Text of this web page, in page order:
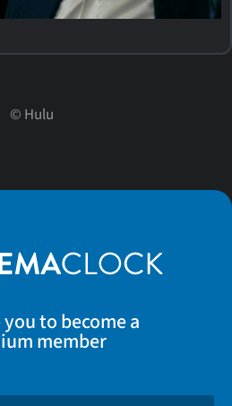
© Hulu
to become a
member